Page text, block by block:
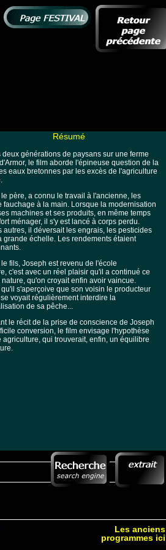
Résumé
deux générations de paysans sur une ferme
le film aborde l'épineuse question de la
eaux bretonnes par les excès de l'agriculture
le père, a connu le travail à l'ancienne, les
fauchage à la main. Lorsque la modernisation
machines et ses produits, en même temps
ménager, il s'y est lancé à corps perdu.
autres, il déversait les engrais, les pesticides
grande échelle. Les rendements étaient
le fils, Joseph est revenu de l'école
c'est avec un réel plaisir qu'il a continué ce
qu'on croyait enfin avoir vaincue.
s'aperçoive que son voisin le producteur
voyait régulièrement interdire la
de sa pêche...
le récit de la prise de conscience de Joseph
conversion, le film envisage l'hypothèse
agriculture, qui trouverait, enfin, un équilibre
Les anciens
programmes ici